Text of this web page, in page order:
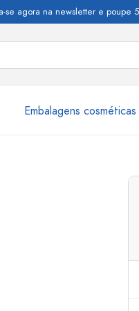
se agora na newsletter e poupe
Embalagens cosméticas